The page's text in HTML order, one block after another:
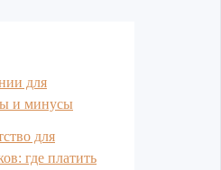
для
и минусы
для
где платить